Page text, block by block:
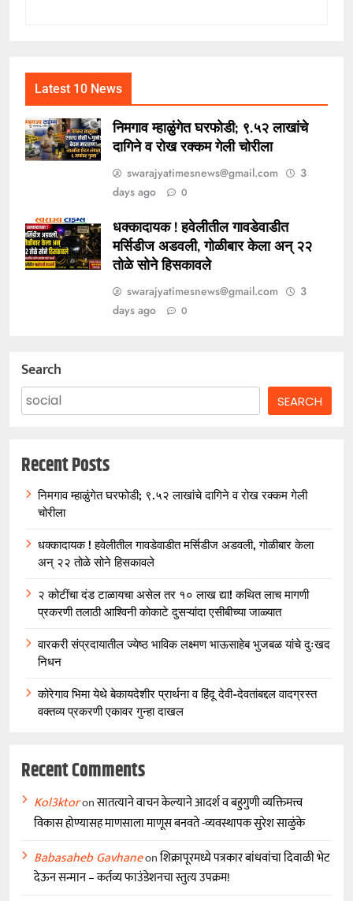
Latest 10 News
निमगाव म्हाळुंगेत घरफोडी; ९.५२ लाखांचे
दागिने व रोख रक्कम गेली चोरीला
swarajyatimesnews@gmail.com
3
days ago
0
धक्कादायक ! हवेलीतील गावडेवाडीत
मर्सिडीज अडवली, गोळीबार केला अन् २२
तोळे सोने हिसकावले
swarajyatimesnews@gmail.com
3
days ago
0
Search
SEARCH
Recent Posts
निमगाव म्हाळुंगेत घरफोडी; ९.५२ लाखांचे दागिने व रोख रक्कम गेली
चोरीला
धक्कादायक ! हवेलीतील गावडेवाडीत मर्सिडीज अडवली, गोळीबार केला
अन् २२ तोळे सोने हिसकावले
२ कोटींचा दंड टाळायचा असेल तर १० लाख द्या! कथित लाच मागणी
प्रकरणी तलाठी आश्विनी कोकाटे दुसऱ्यांदा एसीबीच्या जाळ्यात
वारकरी संप्रदायातील ज्येष्ठ भाविक लक्ष्मण भाऊसाहेब भुजबळ यांचे दुःखद
निधन
कोरेगाव भिमा येथे बेकायदेशीर प्रार्थना व हिंदू देवी-देवतांबद्दल वादग्रस्त
वक्तव्य प्रकरणी एकावर गुन्हा दाखल
Recent Comments
Kol3ktoronसातत्याने वाचन केल्याने आदर्श व बहुगुणी व्यक्तिमत्त्व
विकास होण्यासह माणसाला माणूस बनवते -व्यवस्थापक सुरेश साळुंके
Babasaheb Gavhaneonशिक्रापूरमध्ये पत्रकार बांधवांचा दिवाळी भेट
देऊन सन्मान – कर्तव्य फाउंडेशनचा स्तुत्य उपक्रम!